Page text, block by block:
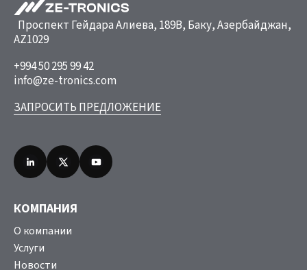
Проспект Гейдара Алиева, 189B, Баку, Азербайджан,
AZ1029
+994 50 295 99 42
info@ze-tronics.com
ЗАПРОСИТЬ ПРЕДЛОЖЕНИЕ
КОМПАНИЯ
О компании
Услуги
Новости